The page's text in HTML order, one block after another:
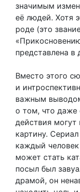
значимым
её людей. Хотя
роде (это
представлена в
Вместо этого
и
важным
о том, что даже
действия
картину.
каждый
может стать
посыл был
драмой, он